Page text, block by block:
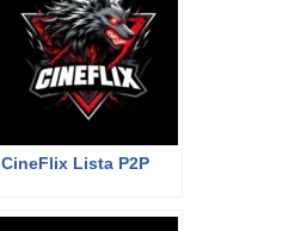
CineFlix Lista P2P